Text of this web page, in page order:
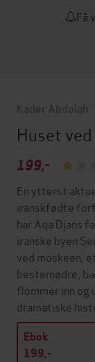
Få
Kader Abdolah
Huset
199,-
En ytterst
iranskfødte
har Aqa Djans
iranske byen
ved moskeen,
bestemødre,
flommer inn og
dramatiske
Ebok
199,-